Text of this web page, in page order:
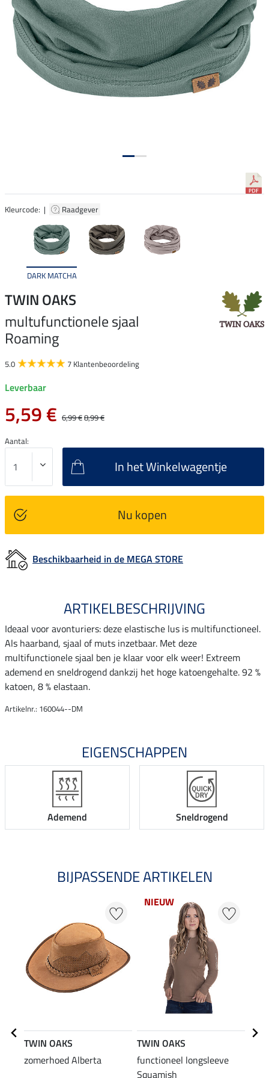
Kleurcode: | Raadgever
DARK MATCHA
TWIN OAKS
multufunctionele sjaal
Roaming
5.0 7 Klantenbeoordeling
Leverbaar
5,59 € 6,99 €8,99 €
Aantal:
In het Winkelwagentje
Nu kopen
Beschikbaarheid in de MEGA STORE
ARTIKELBESCHRIJVING
Ideaal voor avonturiers: deze elastische lus is multifunctioneel.
Als haarband, sjaal of muts inzetbaar. Met deze
multifunctionele sjaal ben je klaar voor elk weer! Extreem
ademend en sneldrogend dankzij het hoge katoengehalte. 92 %
katoen, 8 % elastaan.
Artikelnr.: 160044--DM
EIGENSCHAPPEN
Ademend Sneldrogend
BIJPASSENDE ARTIKELEN
TWIN OAKS
zomerhoed Alberta
NIEUW
TWIN OAKS
functioneel longsleeve
Squamish